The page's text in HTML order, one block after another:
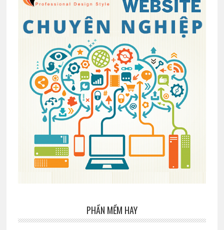
PHẦN MỀM HAY